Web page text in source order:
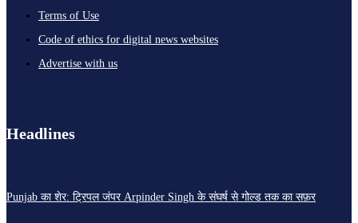
Terms of Use
Code of ethics for digital news websites
Advertise with us
Headlines
Punjab का शेर: ट्रिपल जंपर Arpinder Singh के संघर्ष से गोल्ड तक का सफ़र